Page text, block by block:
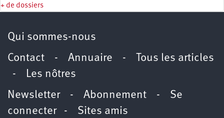
+ de dossiers
Qui sommes-nous
Contact - Annuaire -
Tous les articles
- Les nôtres
Newsletter- Abonnement - Se
connecter- Sites amis